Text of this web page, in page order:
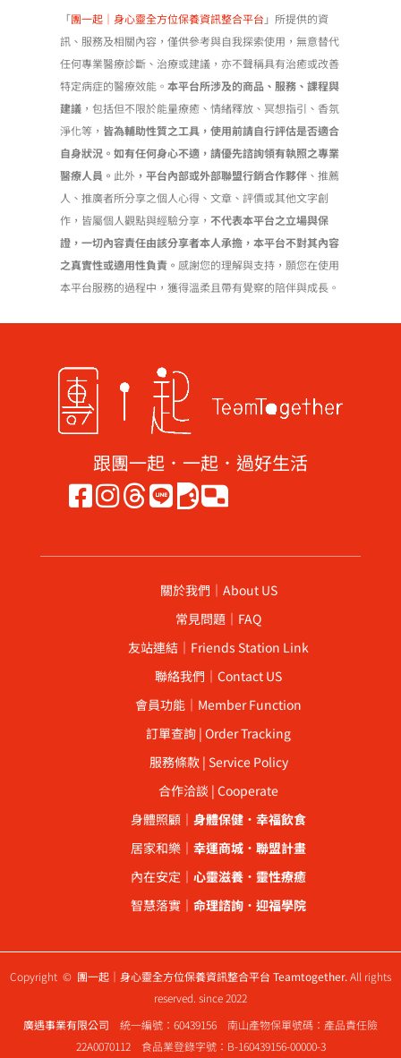
「團一起｜身心靈全方位保養資訊整合平台 」所提供的資
訊、服務及相關內容，僅供參考與自我探索使用，無意替代
任何專業醫療診斷、治療或建議，亦不聲稱具有治癒或改善
特定病症的醫療效能。本平台所涉及的商品、服務、課程與
建議 ，包括但不限於能量療癒、情緒釋放、冥想指引、香氛
淨化等， 皆為輔助性質之工具，使用前請自行評估是否適合
自身狀況。如有任何身心不適，請優先諮詢領有執照之專業
醫療人員。 此外 ，平台內部或外部聯盟行銷合作夥伴 、推薦
人、推廣者所分享之個人心得、文章、評價或其他文字創
作，皆屬個人觀點與經驗分享，不代表本平台之立場與保
證，一切內容責任由該分享者本人承擔，本平台不對其內容
之真實性或適用性負責。 感謝您的理解與支持，願您在使用
本平台服務的過程中，獲得溫柔且帶有覺察的陪伴與成長。
跟團一起．一起．過好生活
關於我們｜About US
常見問題｜FAQ
友站連結｜Friends Station Link
聯絡我們｜Contact US
會員功能｜Member Function
訂單查詢 | Order Tracking
服務條款 | Service Policy
合作洽談 | Cooperate
身體照顧｜ 身體保健 ． 幸福飲食
居家和樂｜ 幸運商城 ． 聯盟計畫
內在安定｜ 心靈滋養 ． 靈性療癒
智慧落實｜ 命理諮詢 ． 迎福學院
Copyright © 團一起｜身心靈全方位保養資訊整合平台 Teamtogether. All rights
reserved. since 2022
廣遇事業有限公司 統一編號：60439156 南山產物保單號碼：產品責任險
22A0070112 食品業登錄字號：B-160439156-00000-3